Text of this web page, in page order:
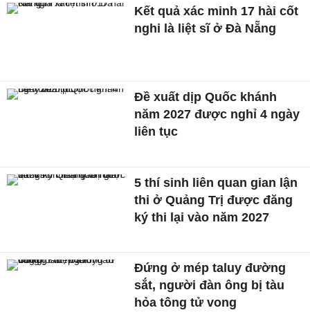
Kết quả xác minh 17 hài cốt
nghi là liệt sĩ ở Đà Nẵng
Đề xuất dịp Quốc khánh
năm 2027 được nghỉ 4 ngày
liên tục
5 thí sinh liên quan gian lận
thi ở Quảng Trị được đăng
ký thi lại vào năm 2027
Đứng ở mép taluy đường
sắt, người đàn ông bị tàu
hỏa tông tử vong